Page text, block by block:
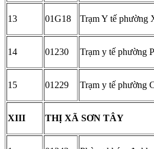
13 01G18 Trạm Y tế phường
14 01230 Trạm y tế phường
15 01229 Trạm y tế phường
XIII THỊ XÃ SƠN TÂY